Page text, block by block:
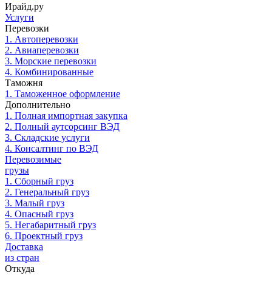
Ирайд.ру
Услуги
Перевозки
1. Автоперевозки
2. Авиаперевозки
3. Морские перевозки
4. Комбинированные
Таможня
1. Таможенное оформление
Дополнительно
1. Полная импортная закупка
2. Полный аутсорсинг ВЭД
3. Складские услуги
4. Консалтинг по ВЭД
Перевозимые
грузы
1. Сборный груз
2. Генеральный груз
3. Малый груз
4. Опасный груз
5. Негабаритный груз
6. Проектный груз
Доставка
из стран
Откуда